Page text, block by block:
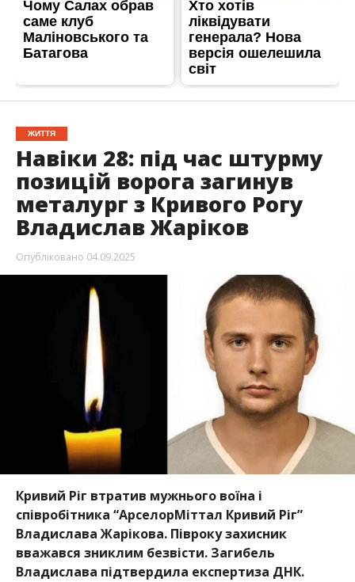
ЖИТТЯ
Навіки 28: під час штурму
позицій ворога загинув
металург з Кривого Рогу
Владислав Жаріков
Опубліковано 04.09.2025
Кривий Ріг втратив мужнього воїна і
співробітника “АрселорМіттал Кривий Ріг”
Владислава Жарікова. Півроку захисник
вважався зниклим безвісти. Загибель
Владислава підтвердила експертиза ДНК.